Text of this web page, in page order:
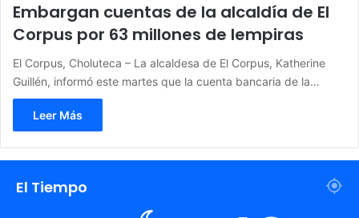
Embargan cuentas de la alcaldía de El
Corpus por 63 millones de lempiras
El Corpus, Choluteca – La alcaldesa de El Corpus, Katherine
Guillén, informó este martes que la cuenta bancaria de la…
Leer Más
El Tiempo